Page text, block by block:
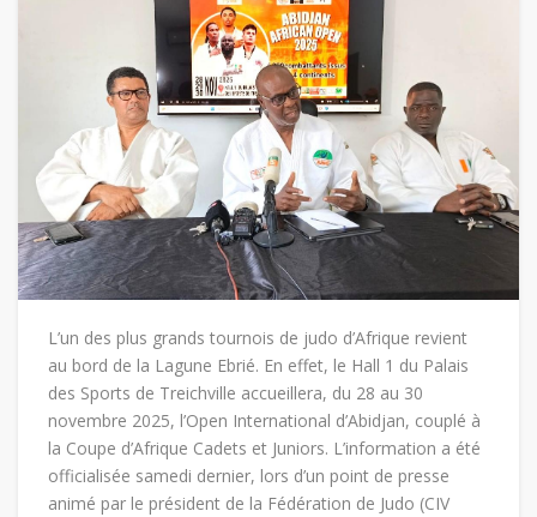
L’un des plus grands tournois de judo d’Afrique revient
au bord de la Lagune Ebrié. En effet, le Hall 1 du Palais
des Sports de Treichville accueillera, du 28 au 30
novembre 2025, l’Open International d’Abidjan, couplé à
la Coupe d’Afrique Cadets et Juniors. L’information a été
officialisée samedi dernier, lors d’un point de presse
animé par le président de la Fédération de Judo (CIV